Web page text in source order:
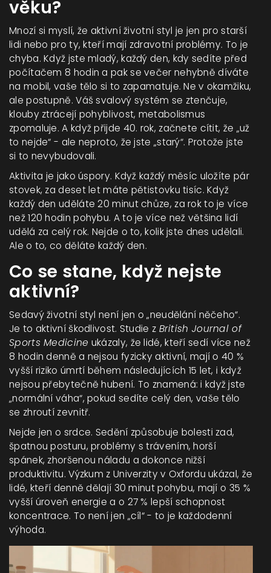
věku?
Mnozí si myslí, že aktivní životní styl je jen pro starší
lidi nebo pro ty, kteří mají zdravotní problémy. To je
chyba. Když jste mladý, každý den, kdy sedíte před
počítačem 8 hodin a pak se večer nehybně díváte
na mobil, vaše tělo si to zapamatuje. Ne v okamžiku,
ale postupně. Váš svalový systém se ztenčuje,
klouby ztrácejí pohyblivost, metabolismus
zpomaluje. A když přijde 40. rok, začnete cítit, že „už
to nejde“ - ale neproto, že jste „starý“. Protože jste
si to nevybudovali.
Aktivita je jako úspory. Když každý měsíc uložíte pár
stovek, za deset let máte pětistovku tisíc. Když
každý den uděláte 20 minut chůze, za rok to je více
než 120 hodin pohybu. A to je více než většina lidí
udělá za celý rok. Nejde o to, kolik jste dnes udělali.
Ale o to, co děláte každý den.
Co se stane, když nejste
aktivní?
Sedavý životní styl není jen o „neudělání něčeho“.
Je to aktivní škodlivost. Studie z British Journal of
Sports Medicine ukázaly, že lidé, kteří sedí více než
8 hodin denně a nejsou fyzicky aktivní, mají o 40 %
vyšší riziko úmrtí během následujících 15 let, i když
nejsou přebytečně hubení. To znamená: i když jste
„normální váha“, pokud sedíte celý den, vaše tělo
se zhroutí zevnitř.
Nejde jen o srdce. Sedění způsobuje bolesti zad,
špatnou posturu, problémy s trávením, horší
spánek, zhoršenou náladu a dokonce nižší
produktivitu. Výzkum z Univerzity v Oxfordu ukázal, že
lidé, kteří denně dělají 30 minut pohybu, mají o 35 %
vyšší úroveň energie a o 27 % lepší schopnost
koncentrace. To není jen „cíl“ - to je každodenní
výhoda.